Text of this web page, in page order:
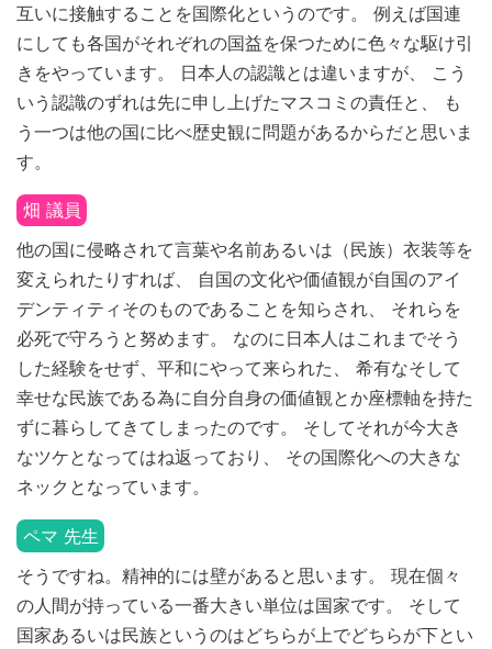
互いに接触することを国際化というのです。 例えば国連
にしても各国がそれぞれの国益を保つために色々な駆け引
きをやっています。 日本人の認識とは違いますが、 こう
いう認識のずれは先に申し上げたマスコミの責任と、 も
う一つは他の国に比べ歴史観に問題があるからだと思いま
す。
畑 議員
他の国に侵略されて言葉や名前あるいは（民族）衣装等を
変えられたりすれば、 自国の文化や価値観が自国のアイ
デンティティそのものであることを知らされ、 それらを
必死で守ろうと努めます。 なのに日本人はこれまでそう
した経験をせず、平和にやって来られた、 希有なそして
幸せな民族である為に自分自身の価値観とか座標軸を持た
ずに暮らしてきてしまったのです。 そしてそれが今大き
なツケとなってはね返っており、 その国際化への大きな
ネックとなっています。
ペマ 先生
そうですね。精神的には壁があると思います。 現在個々
の人間が持っている一番大きい単位は国家です。 そして
国家あるいは民族というのはどちらが上でどちらが下とい